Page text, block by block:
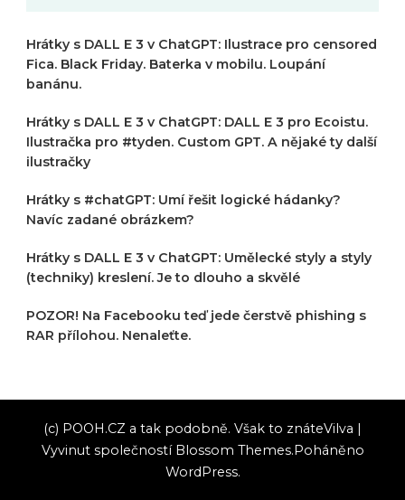
Hrátky s DALL E 3 v ChatGPT: Ilustrace pro censored
Fica. Black Friday. Baterka v mobilu. Loupání
banánu.
Hrátky s DALL E 3 v ChatGPT: DALL E 3 pro Ecoistu.
Ilustračka pro #tyden. Custom GPT. A nějaké ty další
ilustračky
Hrátky s #chatGPT: Umí řešit logické hádanky?
Navíc zadané obrázkem?
Hrátky s DALL E 3 v ChatGPT: Umělecké styly a styly
(techniky) kreslení. Je to dlouho a skvělé
POZOR! Na Facebooku teď jede čerstvě phishing s
RAR přílohou. Nenaleťte.
(c) POOH.CZ a tak podobně. Však to znáteVilva |
Vyvinut společností Blossom Themes.Poháněno
WordPress.